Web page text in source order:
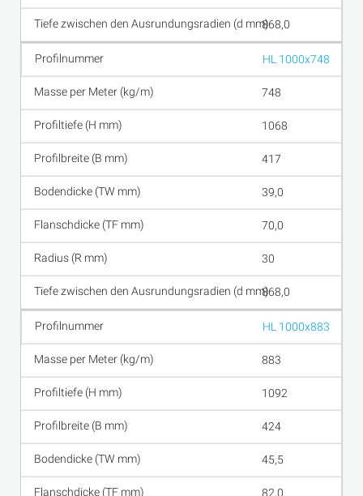
868,0
HL 1000x748
748
1068
417
39,0
70,0
30
868,0
HL 1000x883
883
1092
424
45,5
82,0